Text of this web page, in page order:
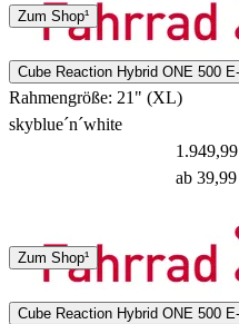
Spedition
3 - 5 Tage
Zum Shop¹
Cube Reaction Hybrid ONE 500
Rahmengröße: 21" (XL)
skyblue´n´white
Spedition
3 - 5 Tage
ab
Zum Shop¹
Cube Reaction Hybrid ONE 500